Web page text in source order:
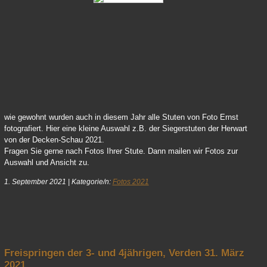
64 Vicky 01
wie gewohnt wurden auch in diesem Jahr alle Stuten von Foto Ernst
fotografiert. Hier eine kleine Auswahl z.B. der Siegerstuten der Herwart
von der Decken-Schau 2021.
Fragen Sie gerne nach Fotos Ihrer Stute. Dann mailen wir Fotos zur
Auswahl und Ansicht zu.
1. September 2021 Kategorie/n: Fotos 2021
Freispringen der 3- und 4jährigen, Verden 31. März